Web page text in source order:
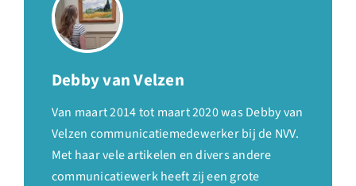
Debby van Velzen
Van maart 2014 tot maart 2020 was Debby van
Velzen communicatiemedewerker bij de NVV.
Met haar vele artikelen en divers andere
communicatiewerk heeft zij een grote